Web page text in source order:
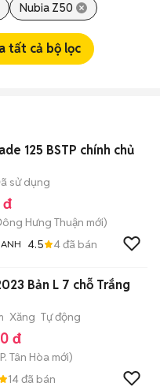
Nubia Z50
tất cả bộ lọc
125 BSTP chính chủ
sử dụng
đ
Hưng Thuận mới)
4.5 4đã bán
Bản L 7 chỗ Trắng
Xăng Tự động
đ
P. Tân Hòa mới)
14đã bán